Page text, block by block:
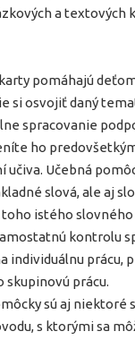
a textových
pomáhajú
si osvojiť daný
spracovanie
ho
učiva. Učebná
slová, ale aj
istého slovného
kontrolu
individuálnu prácu,
skupinovú prácu.
sú aj niektoré
s ktorými sa